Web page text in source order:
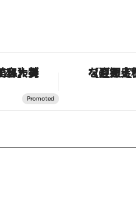
ナの郷土料理の手法で満喫！